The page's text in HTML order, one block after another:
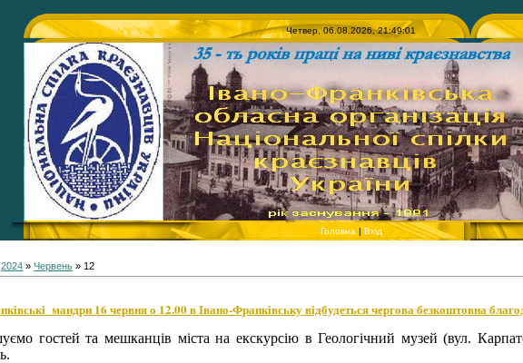
Четвер, 06.08.2026, 21:49:01
Головна | Вхід
2024 » Червень » 12
16 червня о 12.00 в Івано-Франківську відбудеться чергова безкоштовна
гостей та мешканців міста на екскурсію в Геологічний музей (вул.